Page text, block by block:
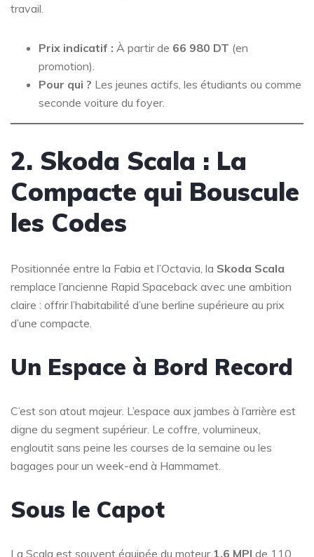
travail.
Prix indicatif : À partir de 66 980 DT (en
promotion).
Pour qui ? Les jeunes actifs, les étudiants ou comme
seconde voiture du foyer.
2. Skoda Scala : La
Compacte qui Bouscule
les Codes
Positionnée entre la Fabia et l’Octavia, la Skoda Scala
remplace l’ancienne Rapid Spaceback avec une ambition
claire : offrir l’habitabilité d’une berline supérieure au prix
d’une compacte.
Un Espace à Bord Record
C’est son atout majeur. L’espace aux jambes à l’arrière est
digne du segment supérieur. Le coffre, volumineux,
engloutit sans peine les courses de la semaine ou les
bagages pour un week-end à Hammamet.
Sous le Capot
La Scala est souvent équipée du moteur 1.6 MPI de 110